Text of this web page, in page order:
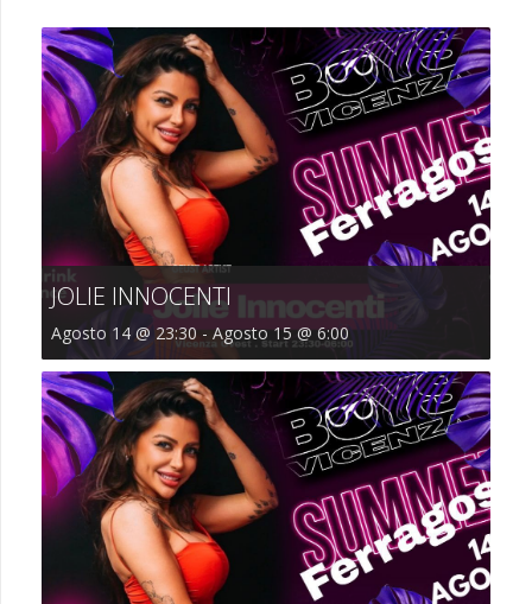
JOLIE INNOCENTI
Agosto 14 @ 23:30 - Agosto 15 @ 6:00